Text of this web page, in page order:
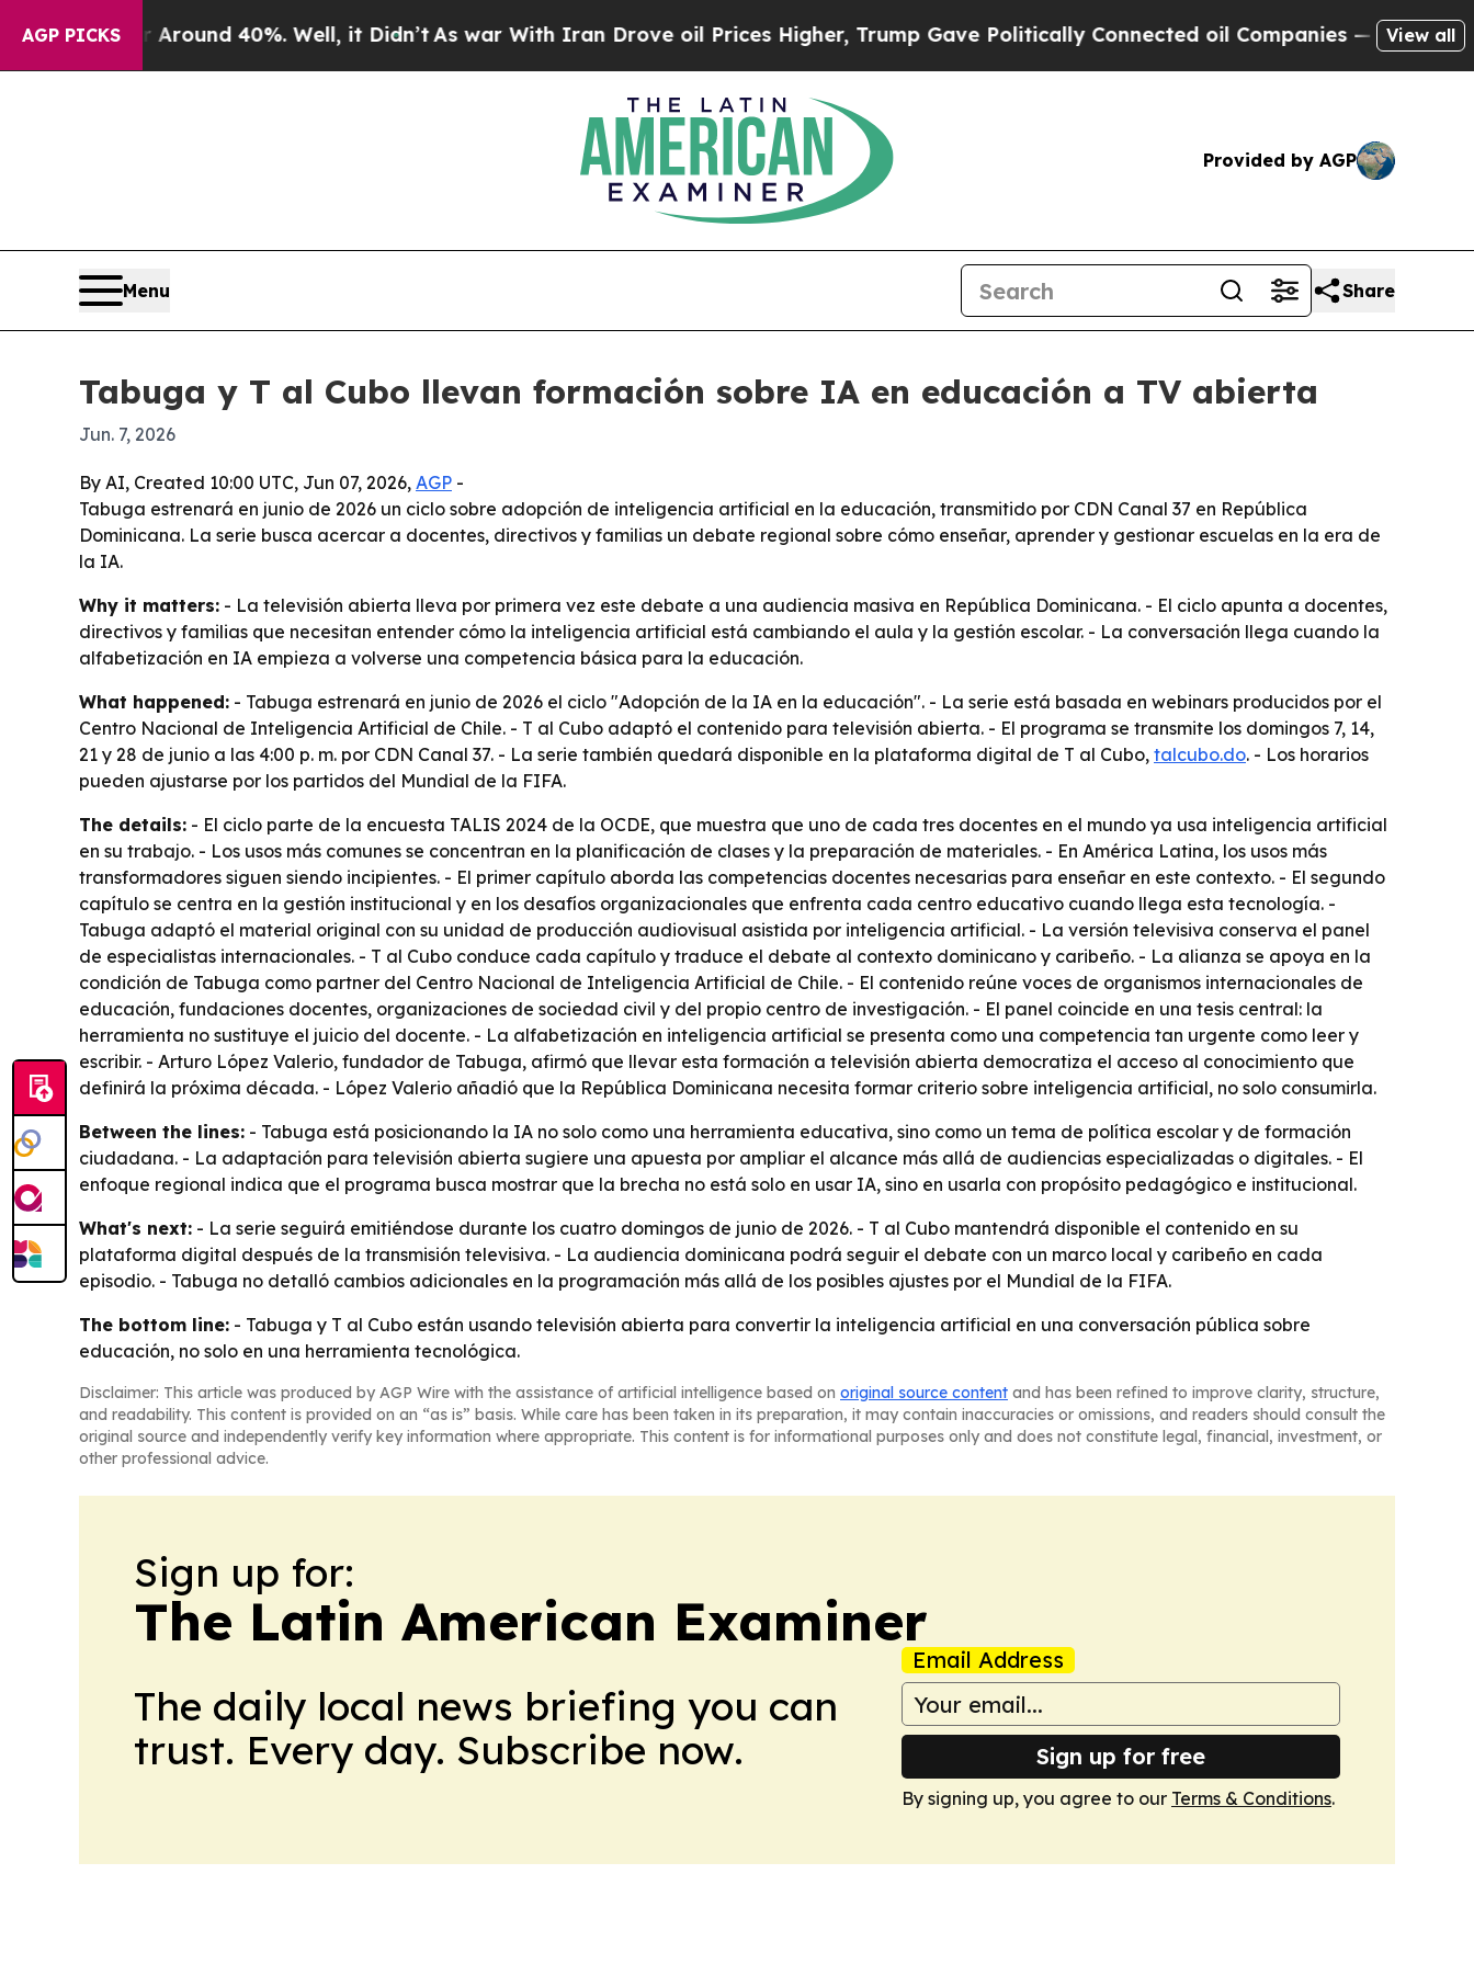
AGP PICKS
Floor Around 40%. Well, it Didn’t As war With Iran Drove oil Prices Higher, Trump Gave Politically Connected oil Companies — not Taxpayers
View all
Provided by AGP
Menu Share
Tabuga y T al Cubo llevan formación sobre IA en educación a TV abierta
Jun. 7, 2026
By AI, Created 10:00 UTC, Jun 07, 2026, AGP -
Tabuga estrenará en junio de 2026 un ciclo sobre adopción de inteligencia artificial en la educación, transmitido por CDN Canal 37 en República
Dominicana. La serie busca acercar a docentes, directivos y familias un debate regional sobre cómo enseñar, aprender y gestionar escuelas en la era de
la IA.
Why it matters: - La televisión abierta lleva por primera vez este debate a una audiencia masiva en República Dominicana. - El ciclo apunta a docentes,
directivos y familias que necesitan entender cómo la inteligencia artificial está cambiando el aula y la gestión escolar. - La conversación llega cuando la
alfabetización en IA empieza a volverse una competencia básica para la educación.
What happened: - Tabuga estrenará en junio de 2026 el ciclo "Adopción de la IA en la educación". - La serie está basada en webinars producidos por el
Centro Nacional de Inteligencia Artificial de Chile. - T al Cubo adaptó el contenido para televisión abierta. - El programa se transmite los domingos 7, 14,
21 y 28 de junio a las 4:00 p. m. por CDN Canal 37. - La serie también quedará disponible en la plataforma digital de T al Cubo, talcubo.do. - Los horarios
pueden ajustarse por los partidos del Mundial de la FIFA.
The details: - El ciclo parte de la encuesta TALIS 2024 de la OCDE, que muestra que uno de cada tres docentes en el mundo ya usa inteligencia artificial
en su trabajo. - Los usos más comunes se concentran en la planificación de clases y la preparación de materiales. - En América Latina, los usos más
transformadores siguen siendo incipientes. - El primer capítulo aborda las competencias docentes necesarias para enseñar en este contexto. - El segundo
capítulo se centra en la gestión institucional y en los desafíos organizacionales que enfrenta cada centro educativo cuando llega esta tecnología. -
Tabuga adaptó el material original con su unidad de producción audiovisual asistida por inteligencia artificial. - La versión televisiva conserva el panel
de especialistas internacionales. - T al Cubo conduce cada capítulo y traduce el debate al contexto dominicano y caribeño. - La alianza se apoya en la
condición de Tabuga como partner del Centro Nacional de Inteligencia Artificial de Chile. - El contenido reúne voces de organismos internacionales de
educación, fundaciones docentes, organizaciones de sociedad civil y del propio centro de investigación. - El panel coincide en una tesis central: la
herramienta no sustituye el juicio del docente. - La alfabetización en inteligencia artificial se presenta como una competencia tan urgente como leer y
escribir. - Arturo López Valerio, fundador de Tabuga, afirmó que llevar esta formación a televisión abierta democratiza el acceso al conocimiento que
definirá la próxima década. - López Valerio añadió que la República Dominicana necesita formar criterio sobre inteligencia artificial, no solo consumirla.
Between the lines: - Tabuga está posicionando la IA no solo como una herramienta educativa, sino como un tema de política escolar y de formación
ciudadana. - La adaptación para televisión abierta sugiere una apuesta por ampliar el alcance más allá de audiencias especializadas o digitales. - El
enfoque regional indica que el programa busca mostrar que la brecha no está solo en usar IA, sino en usarla con propósito pedagógico e institucional.
What's next: - La serie seguirá emitiéndose durante los cuatro domingos de junio de 2026. - T al Cubo mantendrá disponible el contenido en su
plataforma digital después de la transmisión televisiva. - La audiencia dominicana podrá seguir el debate con un marco local y caribeño en cada
episodio. - Tabuga no detalló cambios adicionales en la programación más allá de los posibles ajustes por el Mundial de la FIFA.
The bottom line: - Tabuga y T al Cubo están usando televisión abierta para convertir la inteligencia artificial en una conversación pública sobre
educación, no solo en una herramienta tecnológica.
Disclaimer: This article was produced by AGP Wire with the assistance of artificial intelligence based on original source content and has been refined to improve clarity, structure,
and readability. This content is provided on an “as is” basis. While care has been taken in its preparation, it may contain inaccuracies or omissions, and readers should consult the
original source and independently verify key information where appropriate. This content is for informational purposes only and does not constitute legal, financial, investment, or
other professional advice.
Sign up for:
The Latin American Examiner
The daily local news briefing you can
trust. Every day. Subscribe now.
Email Address
Sign up for free
By signing up, you agree to our Terms & Conditions.